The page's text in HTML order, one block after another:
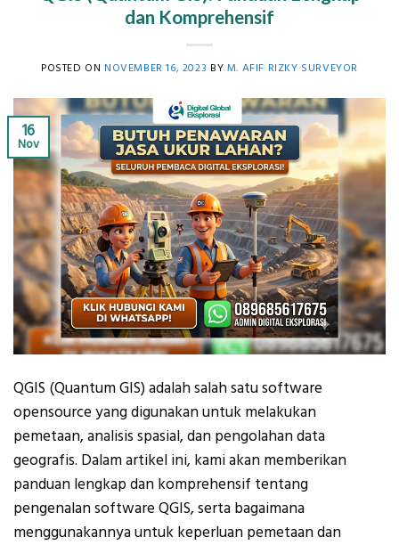
dan Komprehensif
POSTED ON NOVEMBER 16, 2023 BY M. AFIF RIZKY SURVEYOR
16
Nov
QGIS (Quantum GIS) adalah salah satu software
opensource yang digunakan untuk melakukan
pemetaan, analisis spasial, dan pengolahan data
geografis. Dalam artikel ini, kami akan memberikan
panduan lengkap dan komprehensif tentang
pengenalan software QGIS, serta bagaimana
menggunakannya untuk keperluan pemetaan dan